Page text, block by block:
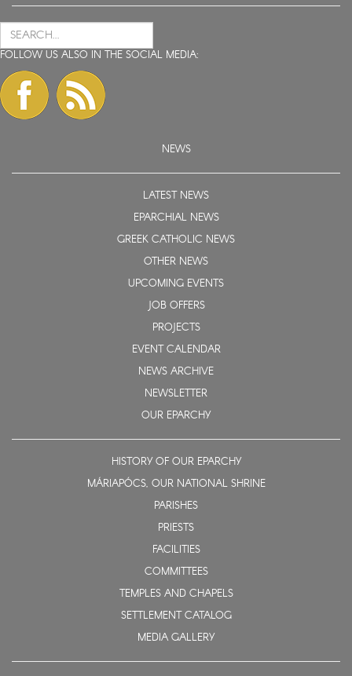
FOLLOW US ALSO IN THE SOCIAL MEDIA:
NEWS
LATEST NEWS
EPARCHIAL NEWS
GREEK CATHOLIC NEWS
OTHER NEWS
UPCOMING EVENTS
JOB OFFERS
PROJECTS
EVENT CALENDAR
NEWS ARCHIVE
NEWSLETTER
OUR EPARCHY
HISTORY OF OUR EPARCHY
MÁRIAPÓCS, OUR NATIONAL SHRINE
PARISHES
PRIESTS
FACILITIES
COMMITTEES
TEMPLES AND CHAPELS
SETTLEMENT CATALOG
MEDIA GALLERY